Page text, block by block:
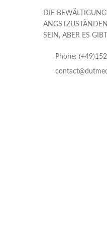
DIE
SEIN, ABER ES
Phone: